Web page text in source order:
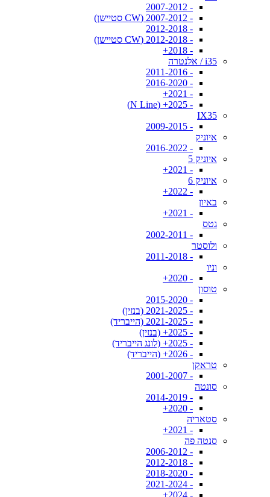
- 2007-2012
- 2007-2012 (CW סטיישן)
- 2012-2018
- 2012-2018 (CW סטיישן)
- 2018+
i35 / אלנטרה
- 2011-2016
- 2016-2020
- 2021+
- 2025+ (N Line)
IX35
- 2009-2015
איוניק
- 2016-2022
איוניק 5
- 2021+
איוניק 6
- 2022+
באיון
- 2021+
גטס
- 2002-2011
ולוסטר
- 2011-2018
וניו
- 2020+
טוסון
- 2015-2020
- 2021-2025 (בנזין)
- 2021-2025 (הייבריד)
- 2025+ (בנזין)
- 2025+ (לונג הייבריד)
- 2026+ (הייבריד)
טראקן
- 2001-2007
סונטה
- 2014-2019
- 2020+
סטאריה
- 2021+
סנטה פה
- 2006-2012
- 2012-2018
- 2018-2020
- 2021-2024
- 2024+